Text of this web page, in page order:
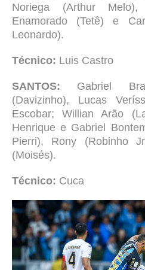
Noriega (Arthur Melo),
Enamorado (Tetê) e
Leonardo).
Técnico: Luis Castro
SANTOS: Gabriel
(Davizinho), Lucas
Escobar; Willian Arão
Henrique e Gabriel
Pierri), Rony (Robinho
(Moisés).
Técnico: Cuca